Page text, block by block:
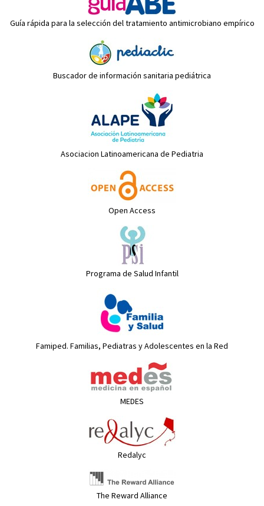
Guía rápida para la selección del tratamiento antimicrobiano empírico
Buscador de información sanitaria pediátrica
Asociacion Latinoamericana de Pediatria
Open Access
Programa de Salud Infantil
Famiped. Familias, Pediatras y Adolescentes en la Red
MEDES
Redalyc
The Reward Alliance